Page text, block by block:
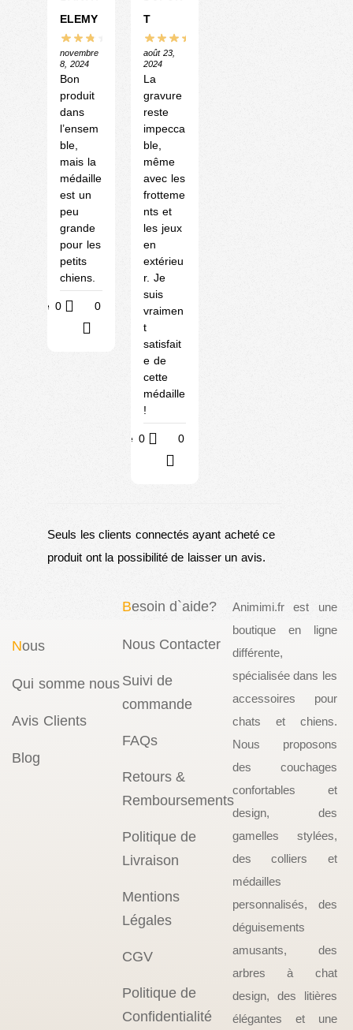
ELEMY
novembre
8, 2024
Bon
produit
dans
l’ensem
ble,
mais la
médaille
est un
peu
grande
pour les
petits
chiens.
Utile 0 0
T
août 23,
2024
La
gravure
reste
impecca
ble,
même
avec les
frotteme
nts et
les jeux
en
extérieu
r. Je
suis
vraimen
t
satisfait
e de
cette
médaille
!
Utile 0 0
Seuls les clients connectés ayant acheté ce
produit ont la possibilité de laisser un avis.
Nous
Qui somme nous
Avis Clients
Blog
Besoin d`aide?
Nous Contacter
Suivi de
commande
FAQs
Retours &
Remboursements
Politique de
Livraison
Mentions
Légales
CGV
Politique de
Confidentialité
Animimi.fr est une
boutique en ligne
différente,
spécialisée dans les
accessoires pour
chats et chiens.
Nous proposons
des couchages
confortables et
design, des
gamelles stylées,
des colliers et
médailles
personnalisés, des
déguisements
amusants, des
arbres à chat
design, des litières
élégantes et une